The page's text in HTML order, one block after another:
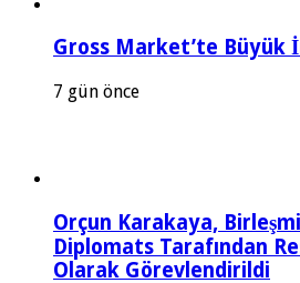
Gross Market’te Büyük
7 gün önce
Orçun Karakaya,
Diplomats Tarafından
Olarak Görevlendirildi